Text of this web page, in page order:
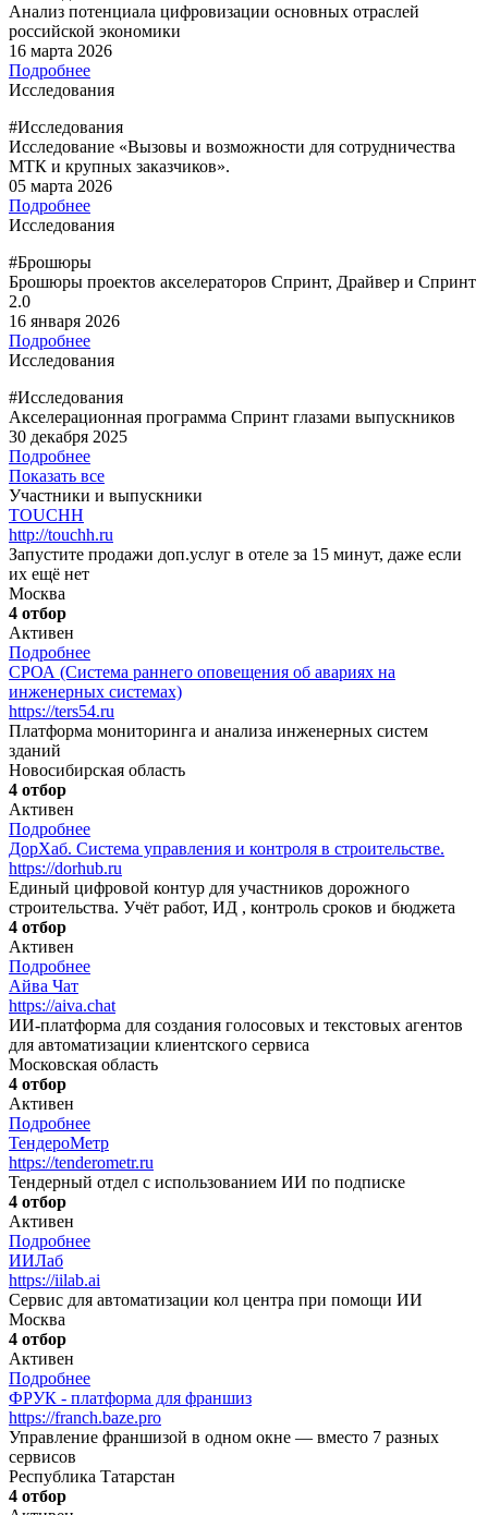
Анализ потенциала цифровизации основных отраслей
российской экономики
16 марта 2026
Подробнее
Исследования
#Исследования
Исследование «Вызовы и возможности для сотрудничества
МТК и крупных заказчиков».
05 марта 2026
Подробнее
Исследования
#Брошюры
Брошюры проектов акселераторов Спринт, Драйвер и Спринт
2.0
16 января 2026
Подробнее
Исследования
#Исследования
Акселерационная программа Спринт глазами выпускников
30 декабря 2025
Подробнее
Показать все
Участники и выпускники
TOUCHH
http://touchh.ru
Запустите продажи доп.услуг в отеле за 15 минут, даже если
их ещё нет
Москва
4 отбор
Активен
Подробнее
СРОА (Система раннего оповещения об авариях на
инженерных системах)
https://ters54.ru
Платформа мониторинга и анализа инженерных систем
зданий
Новосибирская область
4 отбор
Активен
Подробнее
ДорХаб. Система управления и контроля в строительстве.
https://dorhub.ru
Единый цифровой контур для участников дорожного
строительства. Учёт работ, ИД , контроль сроков и бюджета
4 отбор
Активен
Подробнее
Айва Чат
https://aiva.chat
ИИ-платформа для создания голосовых и текстовых агентов
для автоматизации клиентского сервиса
Московская область
4 отбор
Активен
Подробнее
ТендероМетр
https://tenderometr.ru
Тендерный отдел с использованием ИИ по подписке
4 отбор
Активен
Подробнее
ИИЛаб
https://iilab.ai
Сервис для автоматизации кол центра при помощи ИИ
Москва
4 отбор
Активен
Подробнее
ФРУК - платформа для франшиз
https://franch.baze.pro
Управление франшизой в одном окне — вместо 7 разных
сервисов
Республика Татарстан
4 отбор